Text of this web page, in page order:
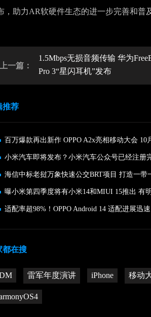
，助力AR软硬件生态的进一步完善和普
上一篇：
1.5Mbps无损音频传输 华为
Pro 3“星闪耳机”发布
推荐
小米汽车即将发布？小米汽车公众号已经注册
适配率超98%！OPPO Android 14 适配进展迅速
都在搜
雷军年度演讲 iPhone 移动